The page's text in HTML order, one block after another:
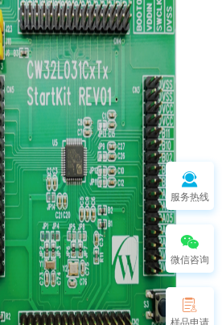
服务热线
微信咨询
样品申请